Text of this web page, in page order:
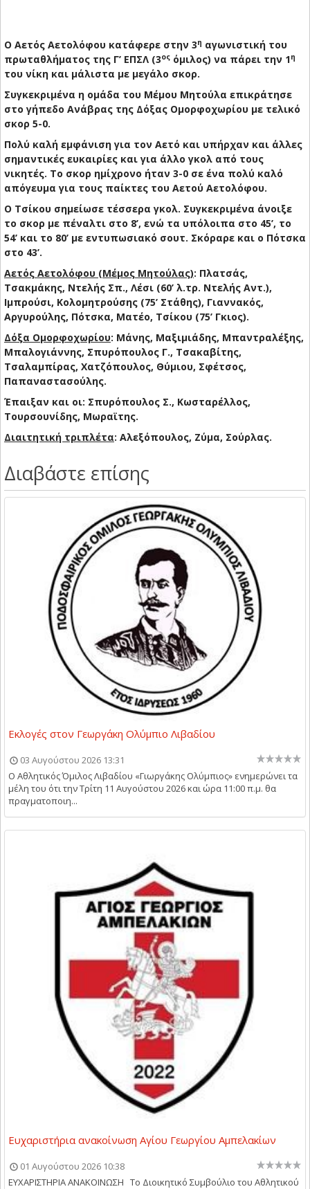
Ο Αετός Αετολόφου κατάφερε στην 3η αγωνιστική του
πρωταθλήματος της Γ’ ΕΠΣΛ (3ος όμιλος) να πάρει την 1η
του νίκη και μάλιστα με μεγάλο σκορ.
Συγκεκριμένα η ομάδα του Μέμου Μητούλα επικράτησε
στο γήπεδο Ανάβρας της Δόξας Ομορφοχωρίου με τελικό
σκορ 5-0.
Πολύ καλή εμφάνιση για τον Αετό και υπήρχαν και άλλες
σημαντικές ευκαιρίες και για άλλο γκολ από τους
νικητές. Το σκορ ημίχρονο ήταν 3-0 σε ένα πολύ καλό
απόγευμα για τους παίκτες του Αετού Αετολόφου.
Ο Τσίκου σημείωσε τέσσερα γκολ. Συγκεκριμένα άνοιξε
το σκορ με πέναλτι στο 8’, ενώ τα υπόλοιπα στο 45’, το
54’ και το 80’ με εντυπωσιακό σουτ. Σκόραρε και ο Πότσκα
στο 43’.
Αετός Αετολόφου (Μέμος Μητούλας): Πλατσάς,
Τσακμάκης, Ντελής Σπ., Λέσι (60’ λ.τρ. Ντελής Αντ.),
Ιμπρούσι, Κολομητρούσης (75’ Στάθης), Γιαννακός,
Αργυρούλης, Πότσκα, Ματέο, Τσίκου (75’ Γκιος).
Δόξα Ομορφοχωρίου: Μάνης, Μαξιμιάδης, Μπαντραλέξης,
Μπαλογιάννης, Σπυρόπουλος Γ., Τσακαβίτης,
Τσαλαμπίρας, Χατζόπουλος, Θύμιου, Σφέτσος,
Παπαναστασούλης.
Έπαιξαν και οι: Σπυρόπουλος Σ., Κωσταρέλλος,
Τουρσουνίδης, Μωραϊτης.
Διαιτητική τριπλέτα: Αλεξόπουλος, Ζύμα, Σούρλας.
Διαβάστε επίσης
Εκλογές στον Γεωργάκη Ολύμπιο Λιβαδίου
03 Αυγούστου 2026 13:31
Ο Αθλητικός Όμιλος Λιβαδίου «Γιωργάκης Ολύμπιος» ενημερώνει τα
μέλη του ότι την Τρίτη 11 Αυγούστου 2026 και ώρα 11:00 π.μ. θα
πραγματοποιη...
Ευχαριστήρια ανακοίνωση Αγίου Γεωργίου Αμπελακίων
01 Αυγούστου 2026 10:38
ΕΥΧΑΡΙΣΤΗΡΙΑ ΑΝΑΚΟΙΝΩΣΗ Το Διοικητικό Συμβούλιο του Αθλητικού